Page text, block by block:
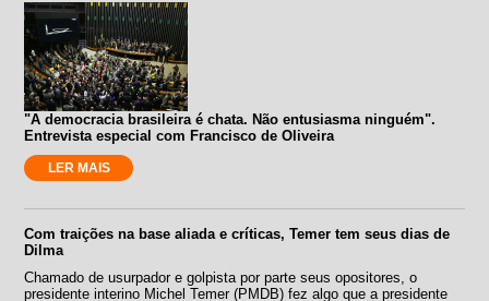
"A democracia brasileira é chata. Não entusiasma ninguém".
Entrevista especial com Francisco de Oliveira
LER MAIS
Com traições na base aliada e críticas, Temer tem seus dias de
Dilma
Chamado de usurpador e golpista por parte seus opositores, o
presidente interino Michel Temer (PMDB) fez algo que a presidente